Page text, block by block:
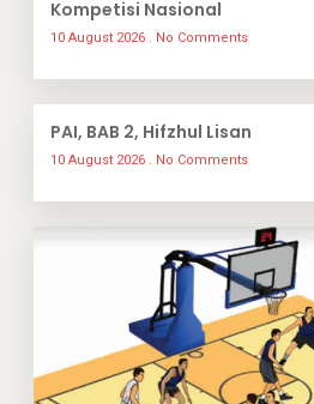
Kompetisi Nasional
10 August 2026 No Comments
PAI, BAB 2, Hifzhul Lisan
10 August 2026 No Comments